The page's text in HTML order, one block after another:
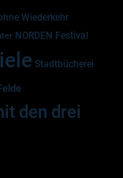
Wiederkehr
NORDEN Festival
Stadtbücherei
den drei